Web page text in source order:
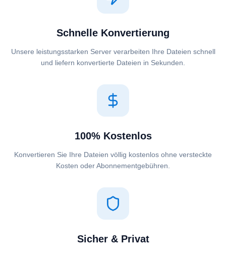
Schnelle Konvertierung
Unsere leistungsstarken Server verarbeiten Ihre Dateien schnell
und liefern konvertierte Dateien in Sekunden.
100% Kostenlos
Konvertieren Sie Ihre Dateien völlig kostenlos ohne versteckte
Kosten oder Abonnementgebühren.
Sicher & Privat